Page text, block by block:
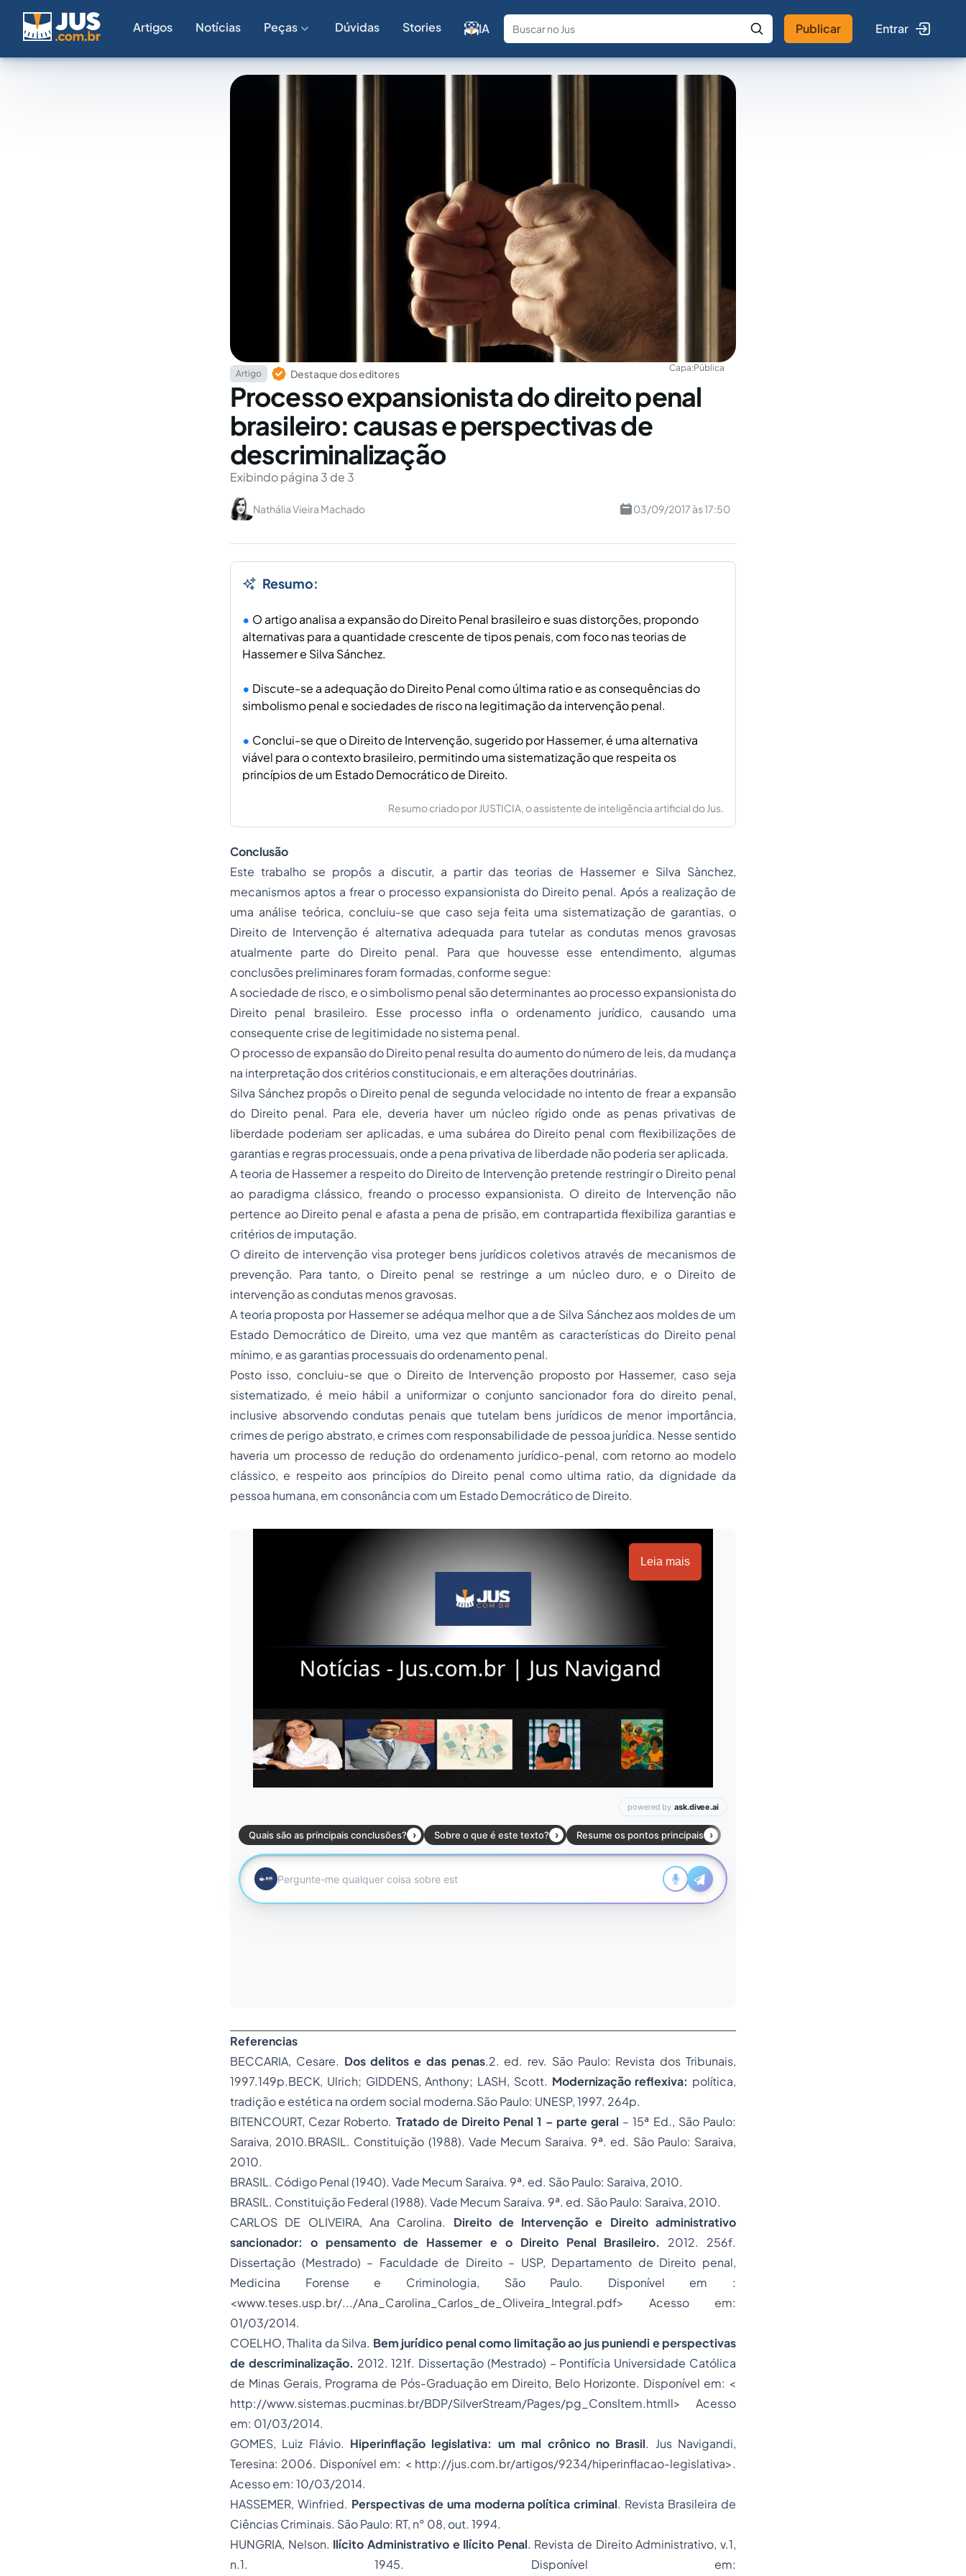
Artigos Notícias Peças Dúvidas Stories IA
Fale com a IA Buscar no Jus
Publicar Entrar
Capa:Pública
Artigo Destaque dos editores
Processo expansionista do direito penal
brasileiro: causas e perspectivas de
descriminalização
Exibindo página 3 de 3
Nathália Vieira Machado 03/09/2017 às 17:50
Resumo:
O artigo analisa a expansão do Direito Penal brasileiro e suas distorções, propondo
alternativas para a quantidade crescente de tipos penais, com foco nas teorias de
Hassemer e Silva Sánchez.
Discute-se a adequação do Direito Penal como última ratio e as consequências do
simbolismo penal e sociedades de risco na legitimação da intervenção penal.
Conclui-se que o Direito de Intervenção, sugerido por Hassemer, é uma alternativa
viável para o contexto brasileiro, permitindo uma sistematização que respeita os
princípios de um Estado Democrático de Direito.
Resumo criado por JUSTICIA, o assistente de inteligência artificial do Jus.
Conclusão
Este trabalho se propôs a discutir, a partir das teorias de Hassemer e Silva Sànchez,
mecanismos aptos a frear o processo expansionista do Direito penal. Após a realização de
uma análise teórica, concluiu-se que caso seja feita uma sistematização de garantias, o
Direito de Intervenção é alternativa adequada para tutelar as condutas menos gravosas
atualmente parte do Direito penal. Para que houvesse esse entendimento, algumas
conclusões preliminares foram formadas, conforme segue:
A sociedade de risco, e o simbolismo penal são determinantes ao processo expansionista do
Direito penal brasileiro. Esse processo infla o ordenamento jurídico, causando uma
consequente crise de legitimidade no sistema penal.
O processo de expansão do Direito penal resulta do aumento do número de leis, da mudança
na interpretação dos critérios constitucionais, e em alterações doutrinárias.
Silva Sánchez propôs o Direito penal de segunda velocidade no intento de frear a expansão
do Direito penal. Para ele, deveria haver um núcleo rígido onde as penas privativas de
liberdade poderiam ser aplicadas, e uma subárea do Direito penal com flexibilizações de
garantias e regras processuais, onde a pena privativa de liberdade não poderia ser aplicada.
A teoria de Hassemer a respeito do Direito de Intervenção pretende restringir o Direito penal
ao paradigma clássico, freando o processo expansionista. O direito de Intervenção não
pertence ao Direito penal e afasta a pena de prisão, em contrapartida flexibiliza garantias e
critérios de imputação.
O direito de intervenção visa proteger bens jurídicos coletivos através de mecanismos de
prevenção. Para tanto, o Direito penal se restringe a um núcleo duro, e o Direito de
intervenção as condutas menos gravosas.
A teoria proposta por Hassemer se adéqua melhor que a de Silva Sánchez aos moldes de um
Estado Democrático de Direito, uma vez que mantêm as características do Direito penal
mínimo, e as garantias processuais do ordenamento penal.
Posto isso, concluiu-se que o Direito de Intervenção proposto por Hassemer, caso seja
sistematizado, é meio hábil a uniformizar o conjunto sancionador fora do direito penal,
inclusive absorvendo condutas penais que tutelam bens jurídicos de menor importância,
crimes de perigo abstrato, e crimes com responsabilidade de pessoa jurídica. Nesse sentido
haveria um processo de redução do ordenamento jurídico-penal, com retorno ao modelo
clássico, e respeito aos princípios do Direito penal como ultima ratio, da dignidade da
pessoa humana, em consonância com um Estado Democrático de Direito.
Leia mais
Referencias
BECCARIA, Cesare. Dos delitos e das penas.2. ed. rev. São Paulo: Revista dos Tribunais,
1997.149p.BECK, Ulrich; GIDDENS, Anthony; LASH, Scott. Modernização reflexiva: política,
tradição e estética na ordem social moderna.São Paulo: UNESP, 1997. 264p.
BITENCOURT, Cezar Roberto. Tratado de Direito Penal 1 – parte geral – 15ª Ed., São Paulo:
Saraiva, 2010.BRASIL. Constituição (1988). Vade Mecum Saraiva. 9ª. ed. São Paulo: Saraiva,
2010.
BRASIL. Código Penal (1940). Vade Mecum Saraiva. 9ª. ed. São Paulo: Saraiva, 2010.
BRASIL. Constituição Federal (1988). Vade Mecum Saraiva. 9ª. ed. São Paulo: Saraiva, 2010.
CARLOS DE OLIVEIRA, Ana Carolina. Direito de Intervenção e Direito administrativo
sancionador: o pensamento de Hassemer e o Direito Penal Brasileiro. 2012. 256f.
Dissertação (Mestrado) – Faculdade de Direito – USP, Departamento de Direito penal,
Medicina Forense e Criminologia, São Paulo. Disponível em :
<www.teses.usp.br/.../Ana_Carolina_Carlos_de_Oliveira_Integral.pdf‎> Acesso em:
01/03/2014.
COELHO, Thalita da Silva. Bem jurídico penal como limitação ao jus puniendi e perspectivas
de descriminalização. 2012. 121f. Dissertação (Mestrado) – Pontifícia Universidade Católica
de Minas Gerais, Programa de Pós-Graduação em Direito, Belo Horizonte. Disponível em: <
http://www.sistemas.pucminas.br/BDP/SilverStream/Pages/pg_ConsItem.htmll> Acesso
em: 01/03/2014.
GOMES, Luiz Flávio. Hiperinflação legislativa: um mal crônico no Brasil. Jus Navigandi,
Teresina: 2006. Disponível em: < http://jus.com.br/artigos/9234/hiperinflacao-legislativa>.
Acesso em: 10/03/2014.
HASSEMER, Winfried. Perspectivas de uma moderna política criminal. Revista Brasileira de
Ciências Criminais. São Paulo: RT, n° 08, out. 1994.
HUNGRIA, Nelson. Ilícito Administrativo e Ilícito Penal. Revista de Direito Administrativo, v.1,
n.1. 1945. Disponível em: